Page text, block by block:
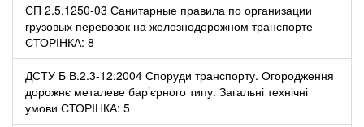
СП 2.5.1250-03 Санитарные правила по организации
грузовых перевозок на железнодорожном транспорте
СТОРІНКА: 8
ДСТУ Б В.2.3-12:2004 Споруди транспорту. Огородження
дорожнє металеве бар’єрного типу. Загальні технічні
умови СТОРІНКА: 5